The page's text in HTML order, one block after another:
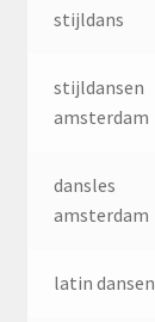
stijldans
stijldansen
amsterdam
dansles
amsterdam
latin dansen